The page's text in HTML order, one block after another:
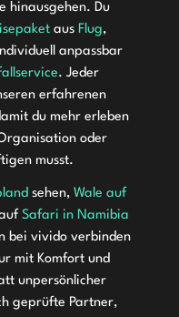
hinausgehen. Du
aus Flug,
anpassbar
. Jeder
erfahrenen
du mehr erleben
oder
musst.
sehen, Wale auf
Safari in Namibia
bei vivido verbinden
mit Komfort und
unpersönlicher
geprüfte Partner,